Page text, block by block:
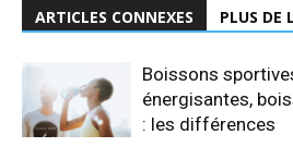
ARTICLES CONNEXES PLUS DE
Boissons
énergisantes,
: les différences